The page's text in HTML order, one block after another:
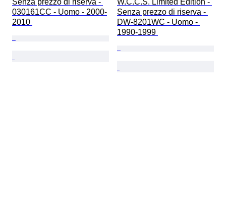
Senza prezzo di riserva -
030161CC - Uomo - 2000-
2010
W.C.C.S. Limited Edition -
Senza prezzo di riserva -
DW-8201WC - Uomo -
1990-1999